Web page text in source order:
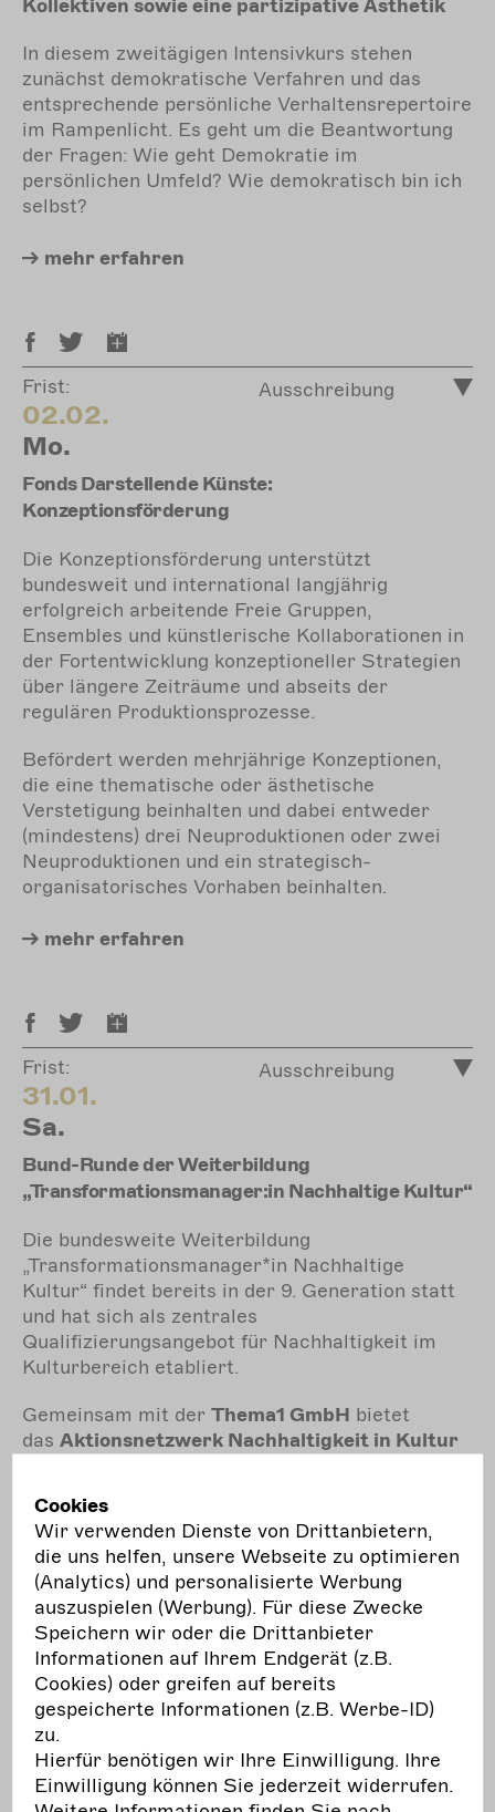
Kollektiven sowie eine partizipative Ästhetik
In diesem zweitägigen Intensivkurs stehen
zunächst demokratische Verfahren und das
entsprechende persönliche Verhaltensrepertoire
im Rampenlicht. Es geht um die Beantwortung
der Fragen: Wie geht Demokratie im
persönlichen Umfeld? Wie demokratisch bin ich
selbst?
mehr erfahren
Frist:
02.02.
Mo.
Ausschreibung
Fonds Darstellende Künste:
Konzeptionsförderung
Die Konzeptionsförderung unterstützt
bundesweit und international langjährig
erfolgreich arbeitende Freie Gruppen,
Ensembles und künstlerische Kollaborationen in
der Fortentwicklung konzeptioneller Strategien
über längere Zeiträume und abseits der
regulären Produktionsprozesse.
Befördert werden mehrjährige Konzeptionen,
die eine thematische oder ästhetische
Verstetigung beinhalten und dabei entweder
(mindestens) drei Neuproduktionen oder zwei
Neuproduktionen und ein strategisch-
organisatorisches Vorhaben beinhalten.
mehr erfahren
Frist:
31.01.
Sa.
Ausschreibung
Bund-Runde der Weiterbildung
„Transformationsmanager:in Nachhaltige Kultur“
Die bundesweite Weiterbildung
„Transformationsmanager*in Nachhaltige
Kultur“ findet bereits in der 9. Generation statt
und hat sich als zentrales
Qualifizierungsangebot für Nachhaltigkeit im
Kulturbereich etabliert.
Gemeinsam mit der Thema1 GmbH bietet
das Aktionsnetzwerk Nachhaltigkeit in Kultur
Medien dabei zu unterstützen, eine aktive Rolle
in der ökologischen Transformation ihrer
Institutionen und Projekte zu übernehmen.
mehrerfahren
Frist:
31.01.
Ausschreibung
Cookies
Wir verwenden Dienste von Drittanbietern,
die uns helfen, unsere Webseite zu optimieren
(Analytics) und personalisierte Werbung
auszuspielen (Werbung). Für diese Zwecke
Speichern wir oder die Drittanbieter
Informationen auf Ihrem Endgerät (z.B.
Cookies) oder greifen auf bereits
gespeicherte Informationen (z.B. Werbe-ID)
zu.
Hierfür benötigen wir Ihre Einwilligung. Ihre
Einwilligung können Sie jederzeit widerrufen.